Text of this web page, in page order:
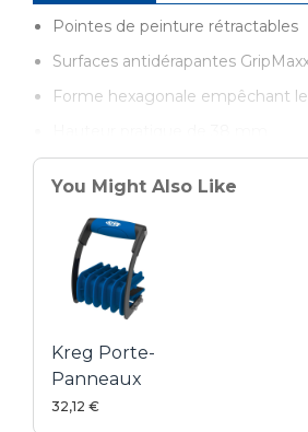
Pointes de peinture rétractables
Surfaces antidérapantes
Forme hexagonale empêchant
Chaque ensemble comprend 4
You Might Also Like
Kreg Porte-
Panneaux
32,12 €